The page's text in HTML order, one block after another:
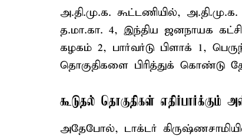
அ.தி.மு.க. கூட்டணியில்,
த.மா.கா. 4, இந்திய ஜனநாயக
கழகம் 2, பார்வர்டு பிளாக் 1,
தொகுதிகளை பிரித்துக் கொண்டு
கூடுதல் தொகுதிகள் எதிர்பார்க்கும்
அதேபோல், டாக்டர்